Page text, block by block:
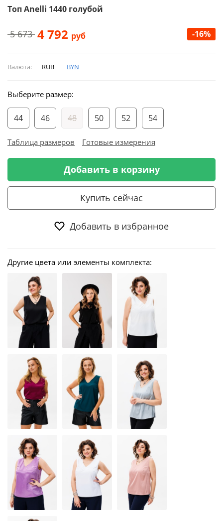
Топ Anelli 1440 голубой
5 673 4 792 руб -16%
Валюта: RUB BYN
Выберите размер:
44 46 48 50 52 54
Таблица размеров Готовые измерения
Добавить в корзину
Купить сейчас
Добавить в избранное
Другие цвета или элементы комплекта: